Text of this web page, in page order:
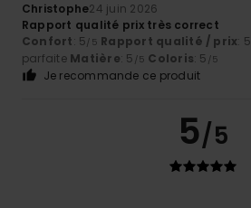
Christophe24 juin 2026
Rapport qualité prix très correct
Confort: 5/5 Rapport qualité / prix: 5
parfaite Matière: 5 /5 Coloris: 5 /5
Je recommande ce produit
5/5